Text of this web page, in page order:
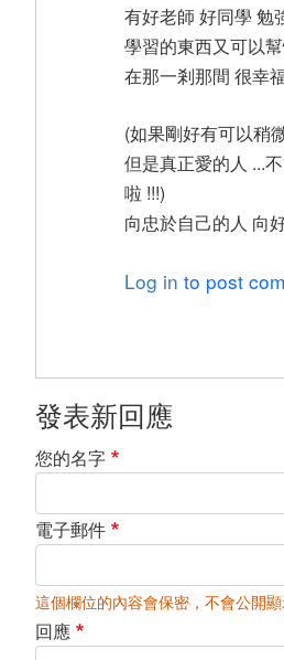
有好老師 好同學 勉
學習的東西又可以
在那一剎那間 很幸
(如果剛好有可以稍
但是真正愛的人 ...
啦 !!!)
向忠於自己的人 向
Log in to post
發表新回應
您的名字
電子郵件
這個欄位的內容會保密，不會公開顯
回應